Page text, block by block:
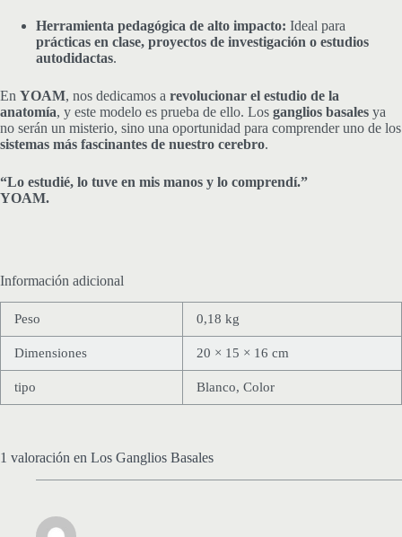
Herramienta pedagógica de alto impacto: Ideal para
prácticas en clase, proyectos de investigación o estudios
autodidactas.
En YOAM, nos dedicamos a revolucionar el estudio de la
anatomía, y este modelo es prueba de ello. Los ganglios basales ya
no serán un misterio, sino una oportunidad para comprender uno de los
sistemas más fascinantes de nuestro cerebro.
“Lo estudié, lo tuve en mis manos y lo comprendí.”
YOAM.
Información adicional
Peso 0,18 kg
Dimensiones 20 × 15 × 16 cm
tipo Blanco, Color
1 valoración en Los Ganglios Basales